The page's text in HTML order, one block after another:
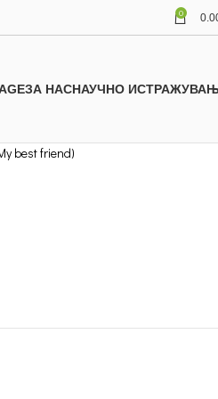
0
ЗА НАСНАУЧНО
best friend)